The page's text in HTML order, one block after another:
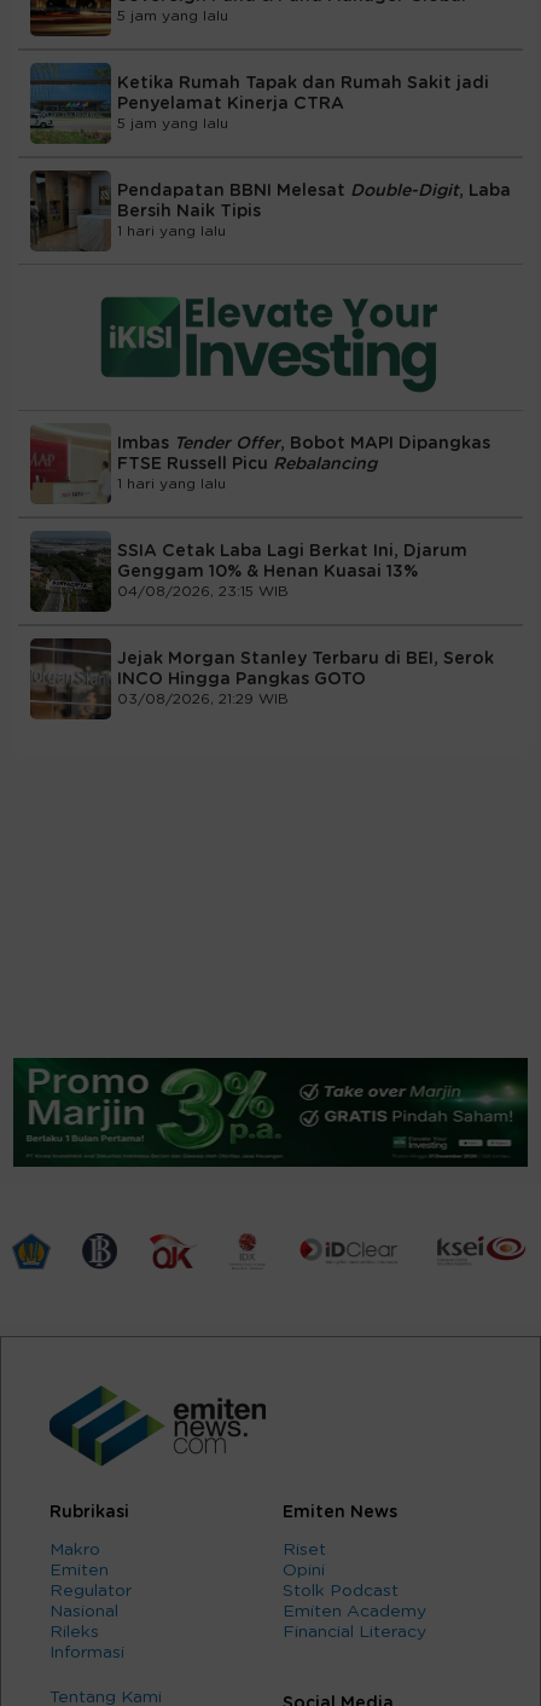
5 jam yang lalu
Ketika Rumah Tapak dan Rumah Sakit jadi
Penyelamat Kinerja CTRA
5 jam yang lalu
Pendapatan BBNI Melesat Double-Digit, Laba
Bersih Naik Tipis
1 hari yang lalu
Imbas Tender Offer, Bobot MAPI Dipangkas
FTSE Russell Picu Rebalancing
1 hari yang lalu
SSIA Cetak Laba Lagi Berkat Ini, Djarum
Genggam 10% & Henan Kuasai 13%
04/08/2026, 23:15 WIB
Jejak Morgan Stanley Terbaru di BEI, Serok
INCO Hingga Pangkas GOTO
03/08/2026, 21:29 WIB
Rubrikasi
Makro
Emiten
Regulator
Nasional
Rileks
Informasi
Emiten News
Riset
Opini
Stolk Podcast
Emiten Academy
Financial Literacy
Tentang Kami